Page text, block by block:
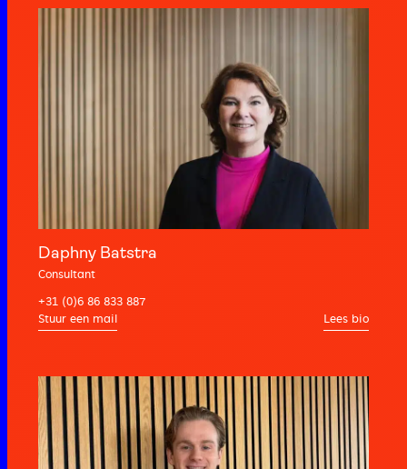
Daphny Batstra
Consultant
+31 (0)6 86 833 887
Lees bio